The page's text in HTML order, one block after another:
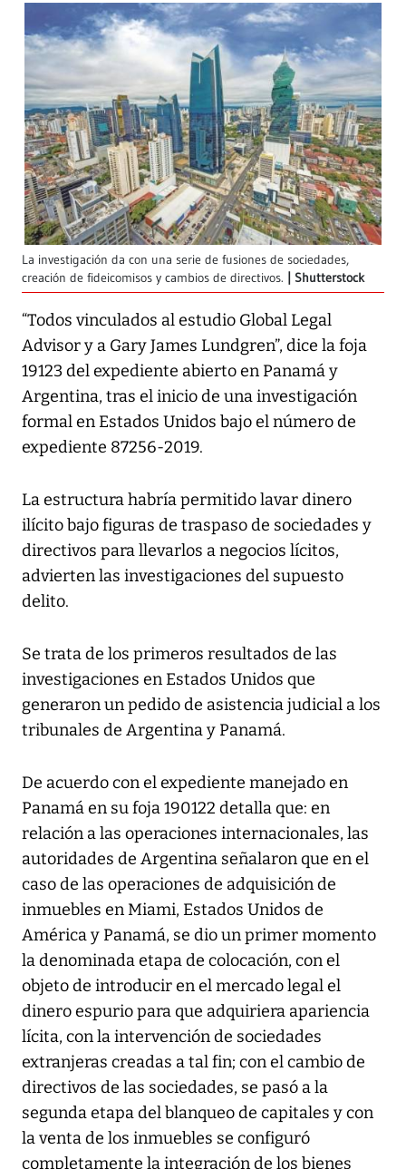
La investigación da con una serie de fusiones de sociedades,
creación de fideicomisos y cambios de directivos.
Shutterstock
“Todos vinculados al estudio Global Legal
Advisor y a Gary James Lundgren”, dice la foja
19123 del expediente abierto en Panamá y
Argentina, tras el inicio de una investigación
formal en Estados Unidos bajo el número de
expediente 87256-2019.
La estructura habría permitido lavar dinero
ilícito bajo figuras de traspaso de sociedades y
directivos para llevarlos a negocios lícitos,
advierten las investigaciones del supuesto
delito.
Se trata de los primeros resultados de las
investigaciones en Estados Unidos que
generaron un pedido de asistencia judicial a los
tribunales de Argentina y Panamá.
De acuerdo con el expediente manejado en
Panamá en su foja 190122 detalla que: en
relación a las operaciones internacionales, las
autoridades de Argentina señalaron que en el
caso de las operaciones de adquisición de
inmuebles en Miami, Estados Unidos de
América y Panamá, se dio un primer momento
la denominada etapa de colocación, con el
objeto de introducir en el mercado legal el
dinero espurio para que adquiriera apariencia
lícita, con la intervención de sociedades
extranjeras creadas a tal fin; con el cambio de
directivos de las sociedades, se pasó a la
segunda etapa del blanqueo de capitales y con
la venta de los inmuebles se configuró
completamente la integración de los bienes